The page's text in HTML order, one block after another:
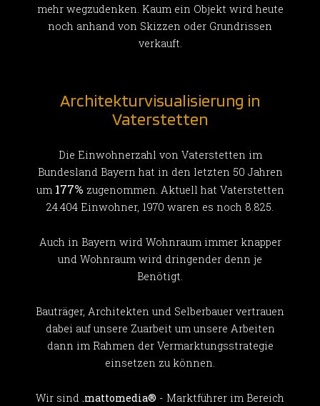
mehr wegzudenken. Kaum ein Objekt wird heute
noch anhand von Skizzen oder Grundrissen
verkauft.
Architekturvisualisierung in
Vaterstetten
Die Einwohnerzahl von Vaterstetten im
Bundesland Bayern hat in den letzten 50 Jahren
um 177% zugenommen. Aktuell hat Vaterstetten
24.404 Einwohner, 1970 waren es noch 8.825.
Auch in Bayern wird Wohnraum immer knapper
und Wohnraum wird dringender denn je
Benötigt.
Bauträger, Architekten und Selberbauer vertrauen
dabei auf unsere Zuarbeit um unsere Arbeiten
dann im Rahmen der Vermarktungsstrategie
einsetzen zu können.
Wir sind .mattomedia® - Marktführer im Bereich